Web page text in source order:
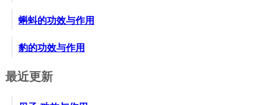
蝌蚪的功效与作用
豹的功效与作用
最近更新